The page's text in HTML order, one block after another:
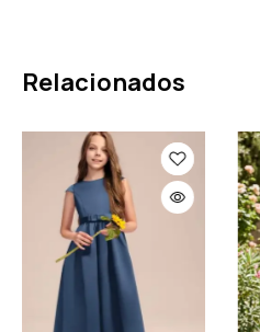
Relacionados